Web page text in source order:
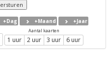
+Dag +Maand +Jaar
Aantal kaarten
1 uur 2 uur 3 uur 6 uur